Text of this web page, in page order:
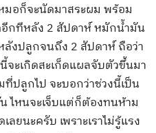
อก็จะนัดมาสระผม พร้อม
กทีหลัง 2 สัปดาห์ หมักน้ำมัน
ลังปลูกจนถึง 2 สัปดาห์ ถือว่า
จะเกิดสะเก็ดแผลจับตัวขึ้นมา
ปลูกไป จะบอกว่าช่วงนี้เป็น
ไหนจะเจ็บแต่ก็ต้องทนห้าม
ลยนะครับ เพราะเราไม่รู้แรง